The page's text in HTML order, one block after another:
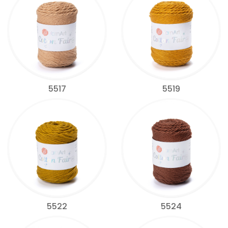
5517 5519
5522 5524